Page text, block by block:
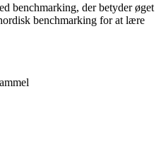
benchmarking, der betyder øget
benchmarking for at lære